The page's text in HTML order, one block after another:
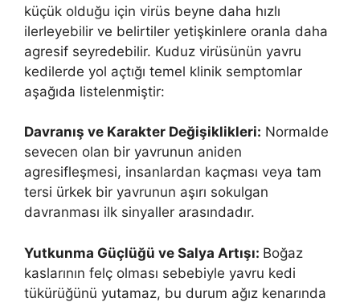
küçük olduğu için virüs beyne daha hızlı
ilerleyebilir ve belirtiler yetişkinlere oranla daha
agresif seyredebilir. Kuduz virüsünün yavru
kedilerde yol açtığı temel klinik semptomlar
aşağıda listelenmiştir:
Davranış ve Karakter Değişiklikleri: Normalde
sevecen olan bir yavrunun aniden
agresifleşmesi, insanlardan kaçması veya tam
tersi ürkek bir yavrunun aşırı sokulgan
davranması ilk sinyaller arasındadır.
Yutkunma Güçlüğü ve Salya Artışı: Boğaz
kaslarının felç olması sebebiyle yavru kedi
tükürüğünü yutamaz, bu durum ağız kenarında